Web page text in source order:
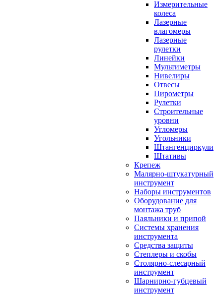
Измерительные
колеса
Лазерные
влагомеры
Лазерные
рулетки
Линейки
Мультиметры
Нивелиры
Отвесы
Пирометры
Рулетки
Строительные
уровни
Угломеры
Угольники
Штангенциркули
Штативы
Крепеж
Малярно-штукатурный
инструмент
Наборы инструментов
Оборудование для
монтажа труб
Паяльники и припой
Системы хранения
инструмента
Средства защиты
Степлеры и скобы
Столярно-слесарный
инструмент
Шарнирно-губцевый
инструмент